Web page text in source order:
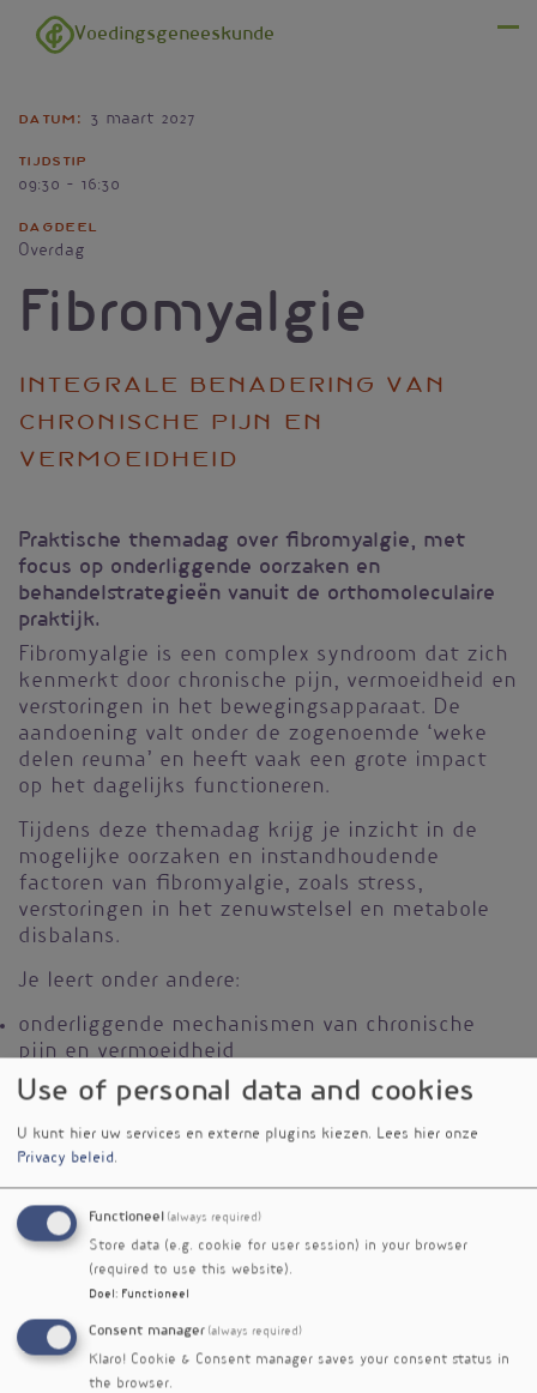
Overslaan en naar de inhoud gaan
Voedingsgeneeskunde
Datum 3 maart 2027
Tijdstip
09:30 – 16:30
Dagdeel
Overdag
Fibromyalgie
Integrale benadering van
chronische pijn en
vermoeidheid
Praktische themadag over fibromyalgie, met
focus op onderliggende oorzaken en
behandelstrategieën vanuit de orthomoleculaire
praktijk.
Fibromyalgie is een complex syndroom dat zich
kenmerkt door chronische pijn, vermoeidheid en
verstoringen in het bewegingsapparaat. De
aandoening valt onder de zogenoemde ‘weke
delen reuma’ en heeft vaak een grote impact
op het dagelijks functioneren.
Tijdens deze themadag krijg je inzicht in de
mogelijke oorzaken en instandhoudende
factoren van fibromyalgie, zoals stress,
verstoringen in het zenuwstelsel en metabole
disbalans.
Je leert onder andere:
onderliggende mechanismen van chronische
pijn en vermoeidheid
rol van stress, hormonale disbalans en
energiemetabolisme
invloed van voeding en leefstijl op klachten
herkennen van patronen bij fibromyalgie
praktische behandelstrategieën binnen de
orthomoleculaire praktijk
De nadruk ligt op een integrale aanpak en
directe toepasbaarheid in de begeleiding van
< Vorig event [terug naar de agenda] Volgend event >
Use of personal data and cookies
U kunt hier uw services en externe plugins kiezen. Lees hier onze
Privacy beleid.
Functioneel (always required)
Store data (e.g. cookie for user session) in your browser
(required to use this website).
Doel : Functioneel
Consent manager (always required)
Klaro! Cookie & Consent manager saves your consent status in
the browser.